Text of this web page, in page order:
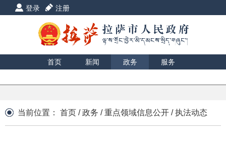
登录 注册
首页 新闻 政务
服务
当前位置： 首页 /政务 /重点领域信息公开 /执法动态